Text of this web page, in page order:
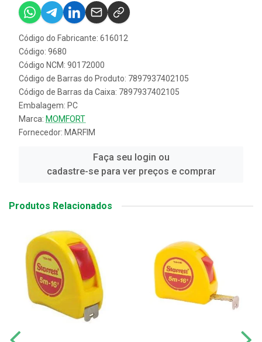
Código do Fabricante: 616012
Código: 9680
Código NCM: 90172000
Código de Barras do Produto: 7897937402105
Código de Barras da Caixa: 7897937402105
Embalagem: PC
Marca: MOMFORT
Fornecedor: MARFIM
Faça seu login ou
cadastre-se para ver preços e comprar
Produtos Relacionados